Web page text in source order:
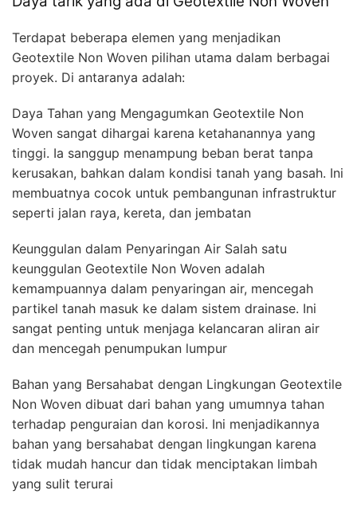
Terdapat beberapa elemen yang menjadikan
Geotextile Non Woven pilihan utama dalam berbagai
proyek. Di antaranya adalah:
Daya Tahan yang Mengagumkan Geotextile Non
Woven sangat dihargai karena ketahanannya yang
tinggi. Ia sanggup menampung beban berat tanpa
kerusakan, bahkan dalam kondisi tanah yang basah. Ini
membuatnya cocok untuk pembangunan infrastruktur
seperti jalan raya, kereta, dan jembatan
Keunggulan dalam Penyaringan Air Salah satu
keunggulan Geotextile Non Woven adalah
kemampuannya dalam penyaringan air, mencegah
partikel tanah masuk ke dalam sistem drainase. Ini
sangat penting untuk menjaga kelancaran aliran air
dan mencegah penumpukan lumpur
Bahan yang Bersahabat dengan Lingkungan Geotextile
Non Woven dibuat dari bahan yang umumnya tahan
terhadap penguraian dan korosi. Ini menjadikannya
bahan yang bersahabat dengan lingkungan karena
tidak mudah hancur dan tidak menciptakan limbah
yang sulit terurai